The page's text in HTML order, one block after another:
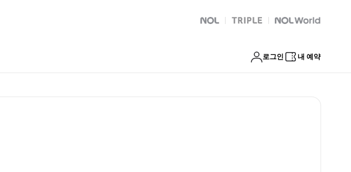
服务快速选照片快速安排不收定金面到付款30分钟可到达
NOL 트리플 Global Interpark
로그인 내 예약